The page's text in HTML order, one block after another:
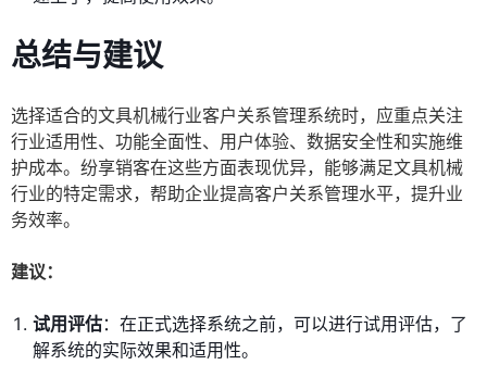
总结与建议
选择适合的文具机械行业客户关系管理系统时，应重点关注
行业适用性、功能全面性、用户体验、数据安全性和实施维
护成本。纷享销客在这些方面表现优异，能够满足文具机械
行业的特定需求，帮助企业提高客户关系管理水平，提升业
务效率。
建议：
试用评估：在正式选择系统之前，可以进行试用评估，了
解系统的实际效果和适用性。